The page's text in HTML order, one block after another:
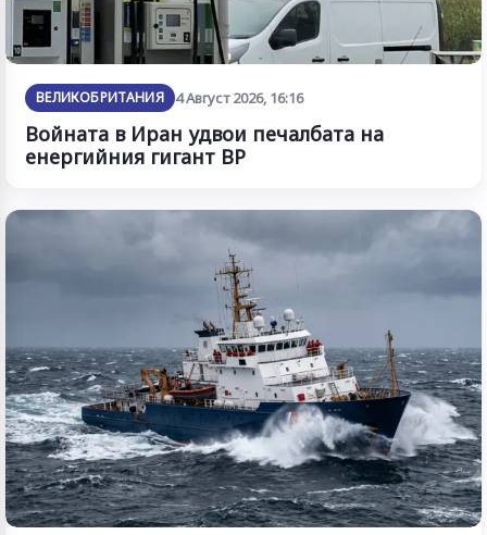
ВЕЛИКОБРИТАНИЯ 4 Август 2026, 16:16
Войната в Иран удвои печалбата на
енергийния гигант BP